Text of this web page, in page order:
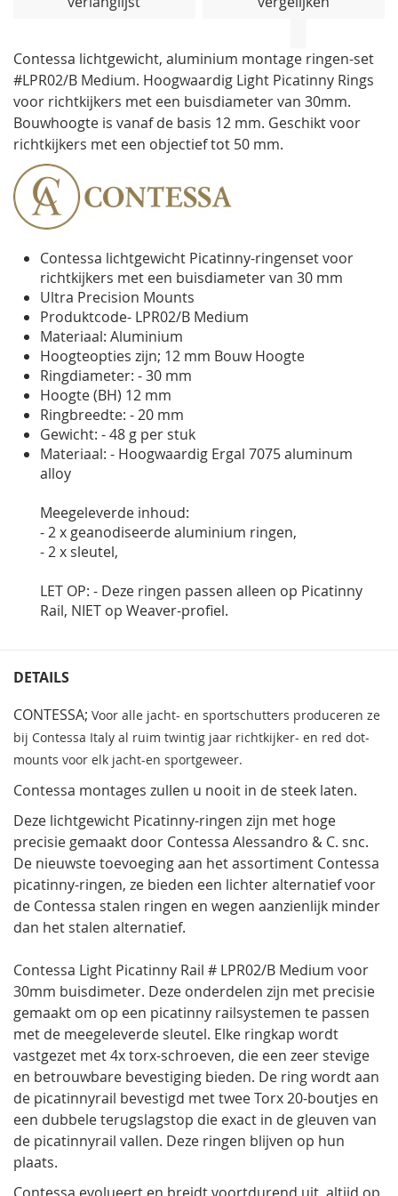
Contessa lichtgewicht, aluminium montage ringen-set
#LPR02/B Medium. Hoogwaardig Light Picatinny Rings
voor richtkijkers met een buisdiameter van 30mm.
Bouwhoogte is vanaf de basis 12 mm. Geschikt voor
richtkijkers met een objectief tot 50 mm.
Contessa lichtgewicht Picatinny-ringenset voor
richtkijkers met een buisdiameter van 30 mm
Ultra Precision Mounts
Produktcode- LPR02/B Medium
Materiaal: Aluminium
Hoogteopties zijn; 12 mm Bouw Hoogte
Ringdiameter: - 30 mm
Hoogte (BH) 12 mm
Ringbreedte: - 20 mm
Gewicht: - 48 g per stuk
Materiaal: - Hoogwaardig Ergal 7075 aluminum
alloy
Meegeleverde inhoud:
- 2 x geanodiseerde aluminium ringen,
- 2 x sleutel,
LET OP: - Deze ringen passen alleen op Picatinny
Rail, NIET op Weaver-profiel.
DETAILS
CONTESSA; Voor alle jacht- en sportschutters produceren ze
bij Contessa Italy al ruim twintig jaar richtkijker- en red dot-
mounts voor elk jacht-en sportgeweer.
Contessa montages zullen u nooit in de steek laten.
Deze lichtgewicht Picatinny-ringen zijn met hoge
precisie gemaakt door Contessa Alessandro & C. snc.
De nieuwste toevoeging aan het assortiment Contessa
picatinny-ringen, ze bieden een lichter alternatief voor
de Contessa stalen ringen en wegen aanzienlijk minder
dan het stalen alternatief.
Contessa Light Picatinny Rail # LPR02/B Medium voor
30mm buisdimeter. Deze onderdelen zijn met precisie
gemaakt om op een picatinny railsystemen te passen
met de meegeleverde sleutel. Elke ringkap wordt
vastgezet met 4x torx-schroeven, die een zeer stevige
en betrouwbare bevestiging bieden. De ring wordt aan
de picatinnyrail bevestigd met twee Torx 20-boutjes en
een dubbele terugslagstop die exact in de gleuven van
de picatinnyrail vallen. Deze ringen blijven op hun
plaats.